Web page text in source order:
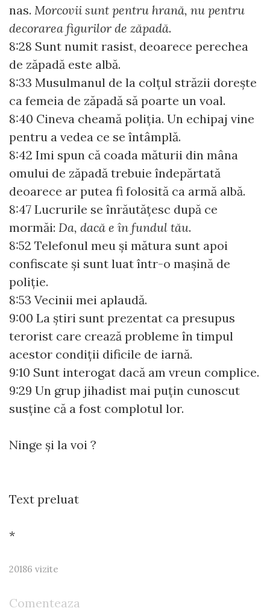
nas. Morcovii sunt pentru hrană, nu pentru
decorarea figurilor de zăpadă.
8:28 Sunt numit rasist, deoarece perechea
de zăpadă este albă.
8:33 Musulmanul de la colțul străzii dorește
ca femeia de zăpadă să poarte un voal.
8:40 Cineva cheamă poliția. Un echipaj vine
pentru a vedea ce se întâmplă.
8:42 Imi spun că coada măturii din mâna
omului de zăpadă trebuie îndepărtată
deoarece ar putea fi folosită ca armă albă.
8:47 Lucrurile se înrăutățesc după ce
mormăi: Da, dacă e în fundul tău.
8:52 Telefonul meu și mătura sunt apoi
confiscate și sunt luat într-o mașină de
poliție.
8:53 Vecinii mei aplaudă.
9:00 La știri sunt prezentat ca presupus
terorist care crează probleme în timpul
acestor condiții dificile de iarnă.
9:10 Sunt interogat dacă am vreun complice.
9:29 Un grup jihadist mai puțin cunoscut
susține că a fost complotul lor.
Ninge și la voi ?
Text preluat
*
20186 vizite
Comenteaza